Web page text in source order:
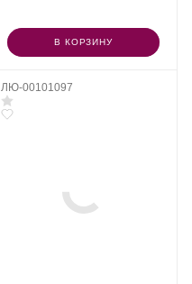
В КОРЗИНУ
ЛЮ-00101097